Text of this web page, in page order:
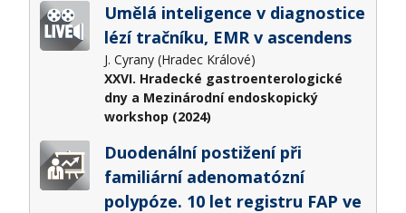
Umělá inteligence v diagnostice
lézí tračníku, EMR v ascendens
J. Cyrany (Hradec Králové)
XXVI. Hradecké gastroenterologické
dny a Mezinárodní endoskopický
workshop (2024)
Duodenální postižení při
familiární adenomatózní
polypóze. 10 let registru FAP ve